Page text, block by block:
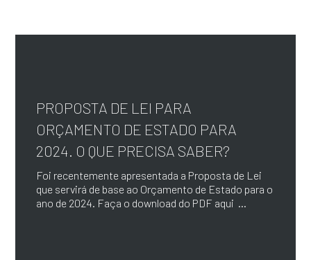
PROPOSTA DE LEI PARA
ORÇAMENTO DE ESTADO PARA
2024. O QUE PRECISA SABER?
Foi recentemente apresentada a Proposta de Lei
que servirá de base ao Orçamento de Estado para o
ano de 2024. Faça o download do PDF aqui ...